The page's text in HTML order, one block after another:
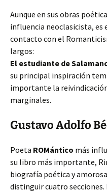
Aunque en sus obras
influencia neoclasicista, es
contacto con el
largos:
El estudiante de
su principal inspiración
importante la
marginales.
Gustavo Adolfo
Poeta ROMántico más
su libro más importante,
biografía poética y
distinguir cuatro secciones.